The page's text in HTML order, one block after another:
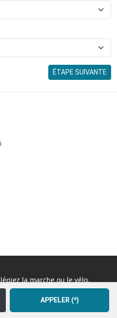
APPELER (*)
ÉTAPE SUIVANTE
la marche ou le vélo.
S.A.S au capital de 1 000 000€
le-Vicomte